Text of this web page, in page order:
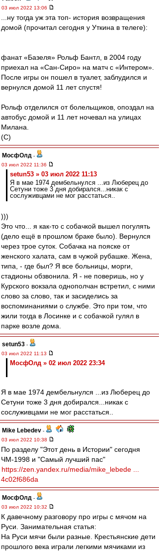
03 июл 2022 13:06
...ну тогда уж эта топ- история возвращения
домой (прочитал сегодня у Уткина в телеге):
фанат «Базеля» Рольф Бантл, в 2004 году
приехал на «Сан-Сиро» на матч с «Интером».
После игры он пошел в туалет, заблудился и
вернулся домой 11 лет спустя!
Рольф отделился от болельщиков, опоздал на
автобус домой и 11 лет ночевал на улицах
Милана.
(С)
МосфОлд -
03 июл 2022 11:36
setun53 » 03 июл 2022 11:13
Я в мае 1974 дембельнулся ...из Люберец до
Сетуни тоже 3 дня добирался...никак с
сослуживцами не мог расстаться..
)))
Это что... я как-то с собачкой вышел погулять
(дело ещё в прошлом браке было). Вернулся
через трое суток. Собачка на пояске от
женского халата, сам в чужой рубашке. Жена,
типа, - где был? Я все больницы, морги,
стадионы обзвонила. Я - не поверишь, но у
Курского вокзала однополчан встретил, с ними
слово за слово, так и засиделись за
воспоминаниями о службе. Это при том, что
жили тогда в Лосинке и с собачкой гулял в
парке возле дома.
setun53 -
03 июл 2022 11:13
МосфОлд » 02 июл 2022 23:34
Я в мае 1974 дембельнулся ...из Люберец до
Сетуни тоже 3 дня добирался...никак с
сослуживцами не мог расстаться..
Mike Lebedev -
03 июл 2022 10:38
По разделу "Этот день в Истории" сегодня
ЧМ-1998 и "Самый лучший пас"
https://zen.yandex.ru/media/mike_lebede ...
4c02f686da
МосфОлд -
03 июл 2022 10:32
К давечному разговору про игры с мячом на
Руси. Занимательная статья:
На Руси мячи были разные. Крестьянские дети
прошлого века играли легкими мячиками из